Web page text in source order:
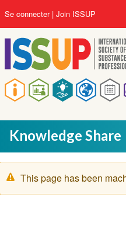
au
contenu
principal
Main
navigation
User
account
menu
Se connecter Join ISSUP
Knowledge Share
Message
This page has been